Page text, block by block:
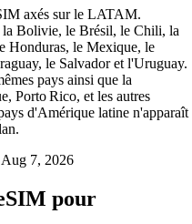
axés sur le LATAM.
Bolivie, le Brésil, le Chili, la
Honduras, le Mexique, le
le Salvador et l'Uruguay.
pays ainsi que la
Porto Rico, et les autres
d'Amérique latine n'apparaît
Aug 7, 2026
pour